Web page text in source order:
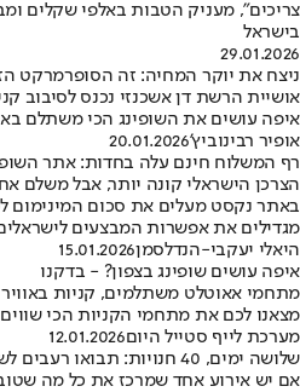
צריכים", מעניק הטבות באלפי שקלים
בישראל
29.01.2026
ניצח את יוקר המחיה: זה הסופרמרקט
אושיית הרשת דן אשכנזי נכנס לסיבוב
איפה עושים את השופינג הכי משתלם
אופיר רבינוביץ'20.01.2026
רף המשלוח חינם עלה בחדות: אתר
הצרכן הישראלי קונה יותר, אבל משלם
באתר נקסט מעלים את סכום המינימום
מגדילים את אפשרות המבצעים
היאלי יעקבי-הנדלסמן15.01.2026
איפה עושים שופינג בצפון? - בדקנו
מתחמי אאוטלט משתלמים, קניות
מצאנו לכם את מתחמי הקניות הכי
מערכת לייף סטייל היום12.01.2026
שלושה ימים, 40 חנויות: תבואו רעבים לשופינג
אם יש אירוע אחד שמרכז את כל מה שטוב